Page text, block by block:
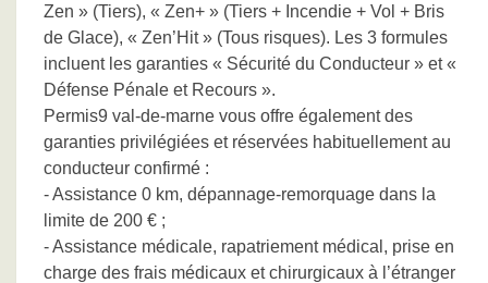
Zen » (Tiers), « Zen+ » (Tiers + Incendie + Vol + Bris
de Glace), « Zen’Hit » (Tous risques). Les 3 formules
incluent les garanties « Sécurité du Conducteur » et «
Défense Pénale et Recours ».
Permis9 val-de-marne vous offre également des
garanties privilégiées et réservées habituellement au
conducteur confirmé :
- Assistance 0 km, dépannage-remorquage dans la
limite de 200 € ;
- Assistance médicale, rapatriement médical, prise en
charge des frais médicaux et chirurgicaux à l’étranger